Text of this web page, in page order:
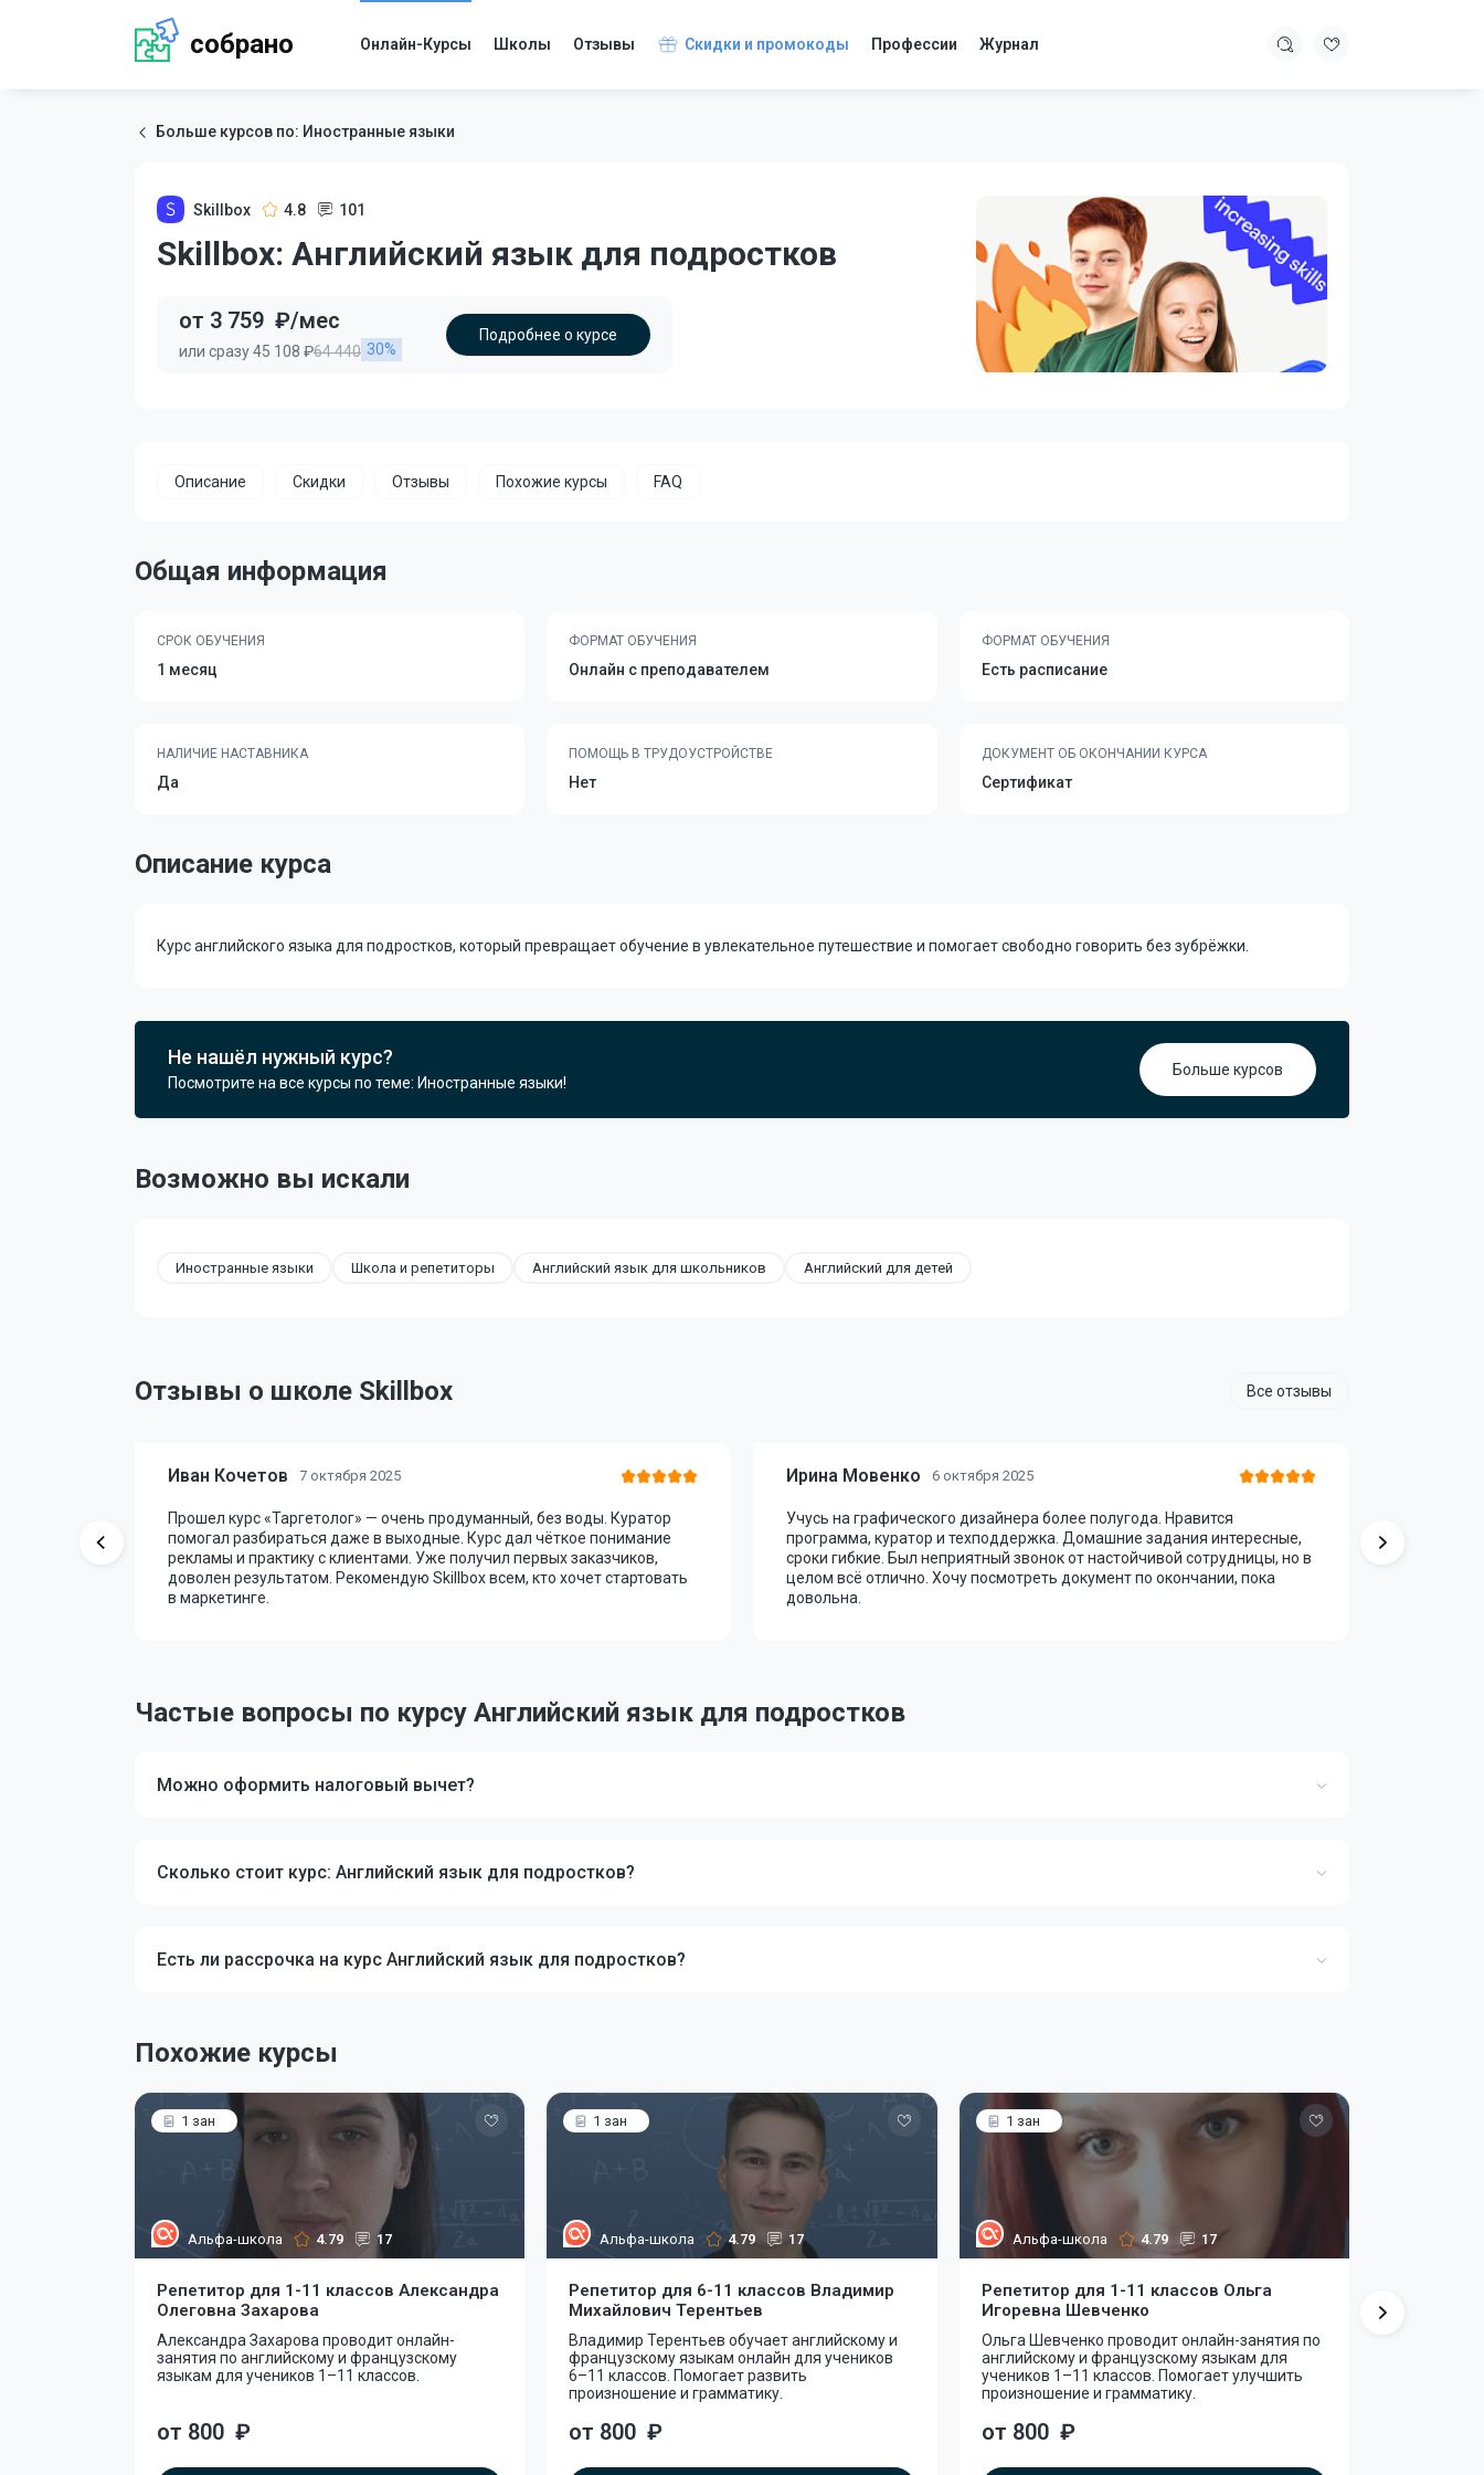
собрано Онлайн-Курсы Школы Отзывы Скидки и промокоды Профессии Журнал
Больше курсов по: Иностранные языки
Skillbox 4.8 101
Skillbox: Английский язык для подростков
от 3 759 ₽/мес
или сразу 45 108 ₽64 440 30%
Подробнее о курсе
Описание Скидки Отзывы Похожие курсы FAQ
Общая информация
СРОК ОБУЧЕНИЯ
1 месяц
ФОРМАТ ОБУЧЕНИЯ
Онлайн с преподавателем
ФОРМАТ ОБУЧЕНИЯ
Есть расписание
НАЛИЧИЕ НАСТАВНИКА
Да
ПОМОЩЬ В ТРУДОУСТРОЙСТВЕ
Нет
ДОКУМЕНТ ОБ ОКОНЧАНИИ КУРСА
Сертификат
Описание курса
Курс английского языка для подростков, который превращает обучение в увлекательное путешествие и помогает свободно говорить без зубрёжки.
Не нашёл нужный курс?
Посмотрите на все курсы по теме: Иностранные языки!
Больше курсов
Возможно вы искали
Иностранные языки Школа и репетиторы Английский язык для школьников Английский для детей
Отзывы о школе Skillbox Все отзывы
Иван Кочетов 7 октября 2025
Прошел курс «Таргетолог» — очень продуманный, без воды. Куратор
помогал разбираться даже в выходные. Курс дал чёткое понимание
рекламы и практику с клиентами. Уже получил первых заказчиков,
доволен результатом. Рекомендую Skillbox всем, кто хочет стартовать
в маркетинге.
Ирина Мовенко 6 октября 2025
Учусь на графического дизайнера более полугода. Нравится
программа, куратор и техподдержка. Домашние задания интересные,
сроки гибкие. Был неприятный звонок от настойчивой сотрудницы, но в
целом всё отлично. Хочу посмотреть документ по окончании, пока
довольна.
Частые вопросы по курсу Английский язык для подростков
Можно оформить налоговый вычет?
Сколько стоит курс: Английский язык для подростков?
Есть ли рассрочка на курс Английский язык для подростков?
Похожие курсы
1 зан
Альфа-школа 4.79 17
Репетитор для 1-11 классов Александра
Олеговна Захарова
Александра Захарова проводит онлайн-
занятия по английскому и французскому
языкам для учеников 1–11 классов.
от 800 ₽
1 зан
Альфа-школа 4.79 17
Репетитор для 6-11 классов Владимир
Михайлович Терентьев
Владимир Терентьев обучает английскому и
французскому языкам онлайн для учеников
6–11 классов. Помогает развить
произношение и грамматику.
от 800 ₽
1 зан
Альфа-школа 4.79 17
Репетитор для 1-11 классов Ольга
Игоревна Шевченко
Ольга Шевченко проводит онлайн-занятия по
английскому и французскому языкам для
учеников 1–11 классов. Помогает улучшить
произношение и грамматику.
от 800 ₽